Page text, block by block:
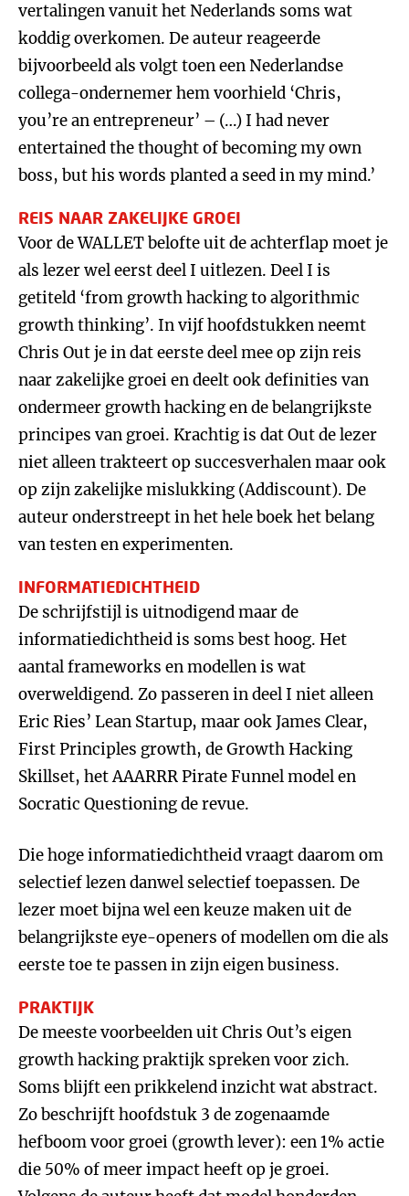
vertalingen vanuit het Nederlands soms wat
koddig overkomen. De auteur reageerde
bijvoorbeeld als volgt toen een Nederlandse
collega-ondernemer hem voorhield ‘Chris,
you’re an entrepreneur’ – (…) I had never
entertained the thought of becoming my own
boss, but his words planted a seed in my mind.’
REIS NAAR ZAKELIJKE GROEI
Voor de WALLET belofte uit de achterflap moet je
als lezer wel eerst deel I uitlezen. Deel I is
getiteld ‘from growth hacking to algorithmic
growth thinking’. In vijf hoofdstukken neemt
Chris Out je in dat eerste deel mee op zijn reis
naar zakelijke groei en deelt ook definities van
ondermeer growth hacking en de belangrijkste
principes van groei. Krachtig is dat Out de lezer
niet alleen trakteert op succesverhalen maar ook
op zijn zakelijke mislukking (Addiscount). De
auteur onderstreept in het hele boek het belang
van testen en experimenten.
INFORMATIEDICHTHEID
De schrijfstijl is uitnodigend maar de
informatiedichtheid is soms best hoog. Het
aantal frameworks en modellen is wat
overweldigend. Zo passeren in deel I niet alleen
Eric Ries’ Lean Startup, maar ook James Clear,
First Principles growth, de Growth Hacking
Skillset, het AAARRR Pirate Funnel model en
Socratic Questioning de revue.
Die hoge informatiedichtheid vraagt daarom om
selectief lezen danwel selectief toepassen. De
lezer moet bijna wel een keuze maken uit de
belangrijkste eye-openers of modellen om die als
eerste toe te passen in zijn eigen business.
PRAKTIJK
De meeste voorbeelden uit Chris Out’s eigen
growth hacking praktijk spreken voor zich.
Soms blijft een prikkelend inzicht wat abstract.
Zo beschrijft hoofdstuk 3 de zogenaamde
hefboom voor groei (growth lever): een 1% actie
die 50% of meer impact heeft op je groei.